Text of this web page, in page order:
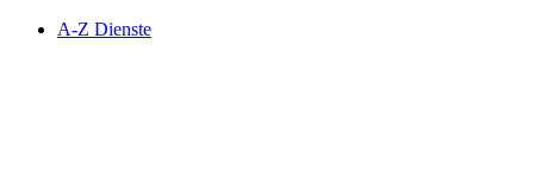
A-Z Dienste